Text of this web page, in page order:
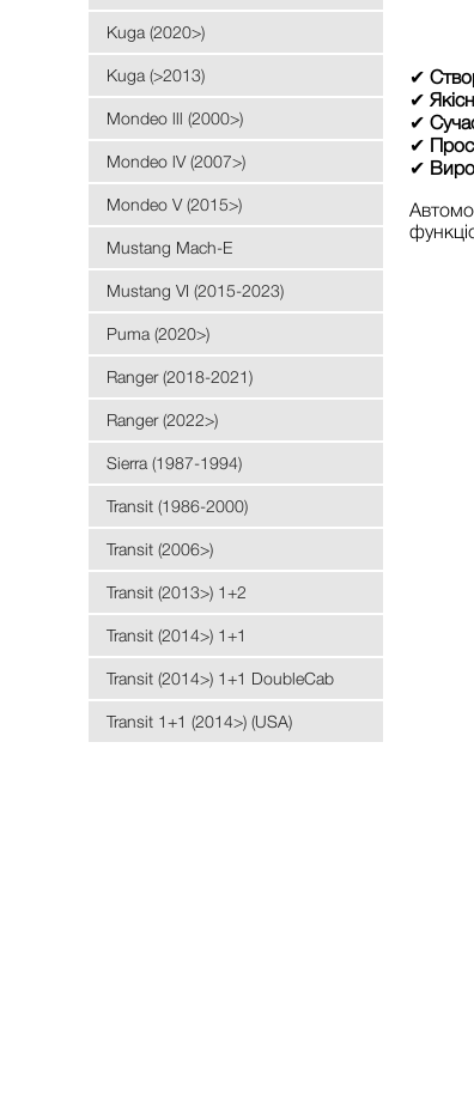
Kuga (2020>)
Kuga (>2013)
Mondeo lll (2000>)
Mondeo lV (2007>)
Mondeo V (2015>)
Mustang Mach-E
Mustang VI (2015-2023)
Puma (2020>)
Ranger (2018-2021)
Ranger (2022>)
Sierra (1987-1994)
Transit (1986-2000)
Transit (2006>)
Transit (2013>) 1+2
Transit (2014>) 1+1
Transit (2014>) 1+1 DoubleCab
Transit 1+1 (2014>) (USA)
✔
✔
✔
✔
✔